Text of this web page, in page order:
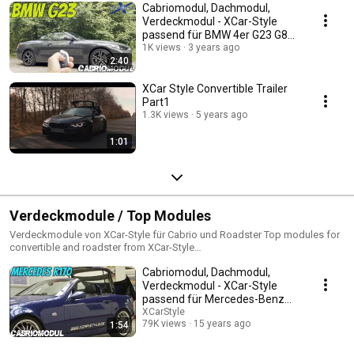
2:40
Cabriomodul, Dachmodul,
Verdeckmodul - XCar-Style
passend für BMW 4er G23 G83
4-Series
1K views 3 years ago
1:01
XCar Style Convertible Trailer
Part1
1.3K views 5 years ago
Verdeckmodule / Top Modules
Verdeckmodule von XCar-Style für Cabrio und Roadster Top modules for
convertible and roadster from XCar-Style
1:54
Cabriomodul, Dachmodul,
Verdeckmodul - XCar-Style
passend für Mercedes-Benz
SLK R170 Kombi-Modul
XCarStyle
79K views
15 years ago